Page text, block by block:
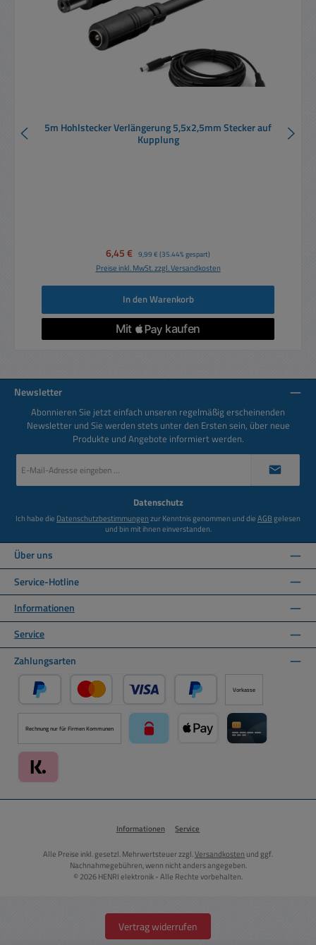
5m Hohlstecker Verlängerung 5,5x2,5mm Stecker auf
Kupplung
Verkaufspreis:
6,45 € Regulärer Preis:
9,99 € (35.44% gespart)
Preise inkl. MwSt. zzgl. Versandkosten
In den Warenkorb
Newsletter
Abonnieren Sie jetzt einfach unseren regelmäßig erscheinenden
Newsletter und Sie werden stets unter den Ersten sein, über neue
Produkte und Angebote informiert werden.
Mail-
Datenschutz
Ich habe die Datenschutzbestimmungenzur Kenntnis genommen und dieAGBgelesen
und bin mit ihnen einverstanden.
Über uns
Service-Hotline
Informationen
Service
Zahlungsarten
PayPal Kredit- oder Debitkarte über PayPal
Später Bezahlen über PayPal
Vorkasse
Rechnung nur für Firmen Kommunen
Informationen Service
Alle Preise inkl. gesetzl. Mehrwertsteuer zzgl.Versandkosten und ggf.
Nachnahmegebühren, wenn nicht anders angegeben.
© 2026 HENRI elektronik - Alle Rechte vorbehalten.
Vertrag widerrufen